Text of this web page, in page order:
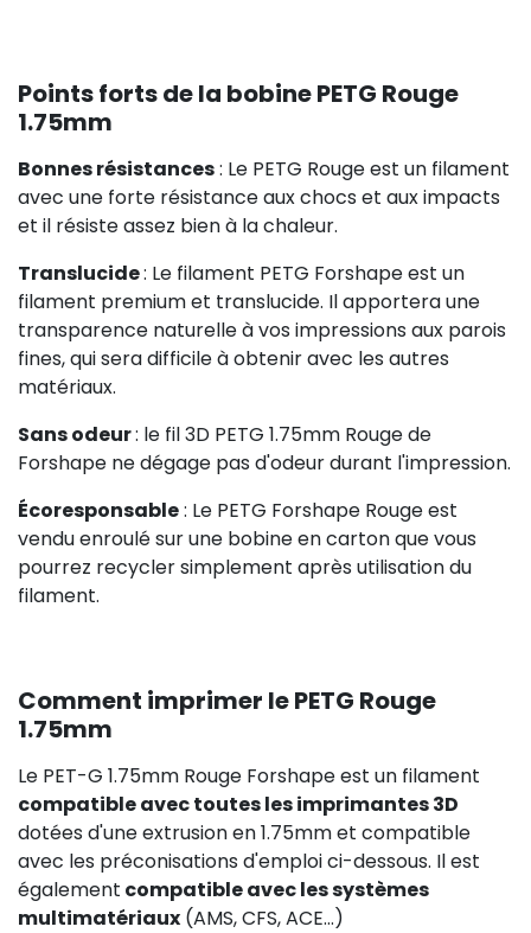
Points forts de la bobine PETG Rouge
1.75mm
Bonnes résistances: Le PETG Rouge est un filament
avec une forte résistance aux chocs et aux impacts
et il résiste assez bien à la chaleur.
Translucide: Le filament PETG Forshape est un
filament premium et translucide. Il apportera une
transparence naturelle à vos impressions aux parois
fines, qui sera difficile à obtenir avec les autres
matériaux.
Sans odeur: le fil 3D PETG 1.75mm Rouge de
Forshape ne dégage pas d'odeur durant l'impression.
Écoresponsable: Le PETG Forshape Rouge est
vendu enroulé sur une bobine en carton que vous
pourrez recycler simplement après utilisation du
filament.
Comment imprimer le PETG Rouge
1.75mm
Le PET-G 1.75mm Rouge Forshape est un filament
compatible avec toutes les imprimantes 3D
dotées d'une extrusion en 1.75mm et compatible
avec les préconisations d'emploi ci-dessous. Il est
également compatible avec les systèmes
multimatériaux (AMS, CFS, ACE...)